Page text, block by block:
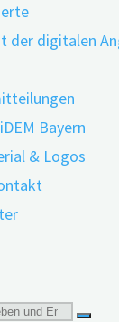
der digitalen
Bayern
& Logos
und
Die
in Deutschland